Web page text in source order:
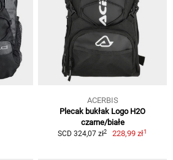
ACERBIS
Plecak bukłak Logo H2O
czarne/białe
SCD 324,07 zł2 228,99 zł1